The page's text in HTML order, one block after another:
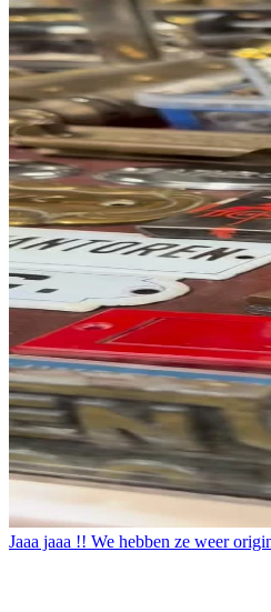
Jaaa jaaa !! We hebben ze weer